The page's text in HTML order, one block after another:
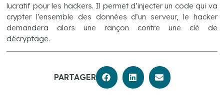
lucratif pour les hackers. Il permet d’injecter un code qui va
crypter l’ensemble des données d’un serveur, le hacker
demandera alors une rançon contre une clé de
décryptage.
PARTAGER